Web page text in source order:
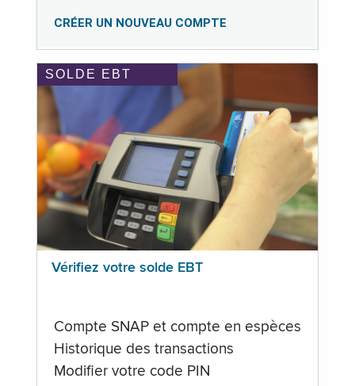
CRÉER UN NOUVEAU COMPTE
SOLDE EBT
Vérifiez votre solde EBT
Compte SNAP et compte en espèces
Historique des transactions
Modifier votre code PIN